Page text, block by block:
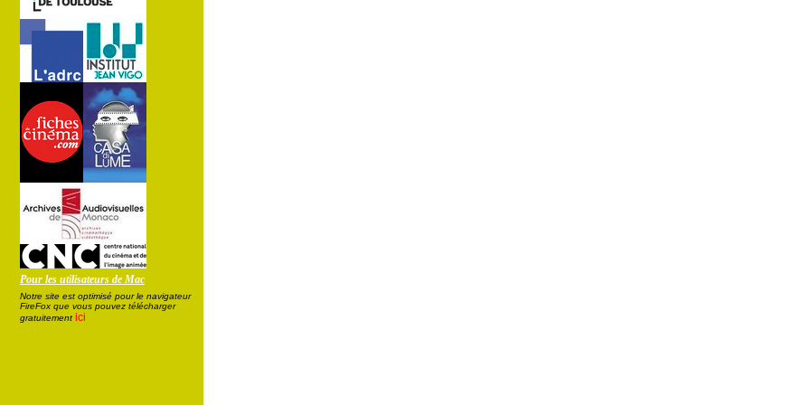
Pour les utilisateurs de Mac
Notre site est optimisé pour le navigateur
FireFox que vous pouvez télécharger
gratuitement ici